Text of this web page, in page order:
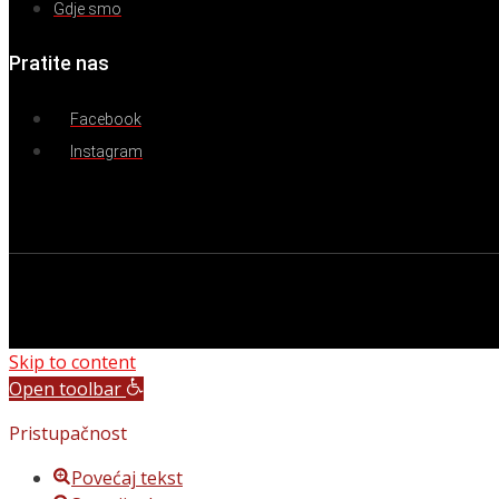
Gdje smo
Pratite nas
Facebook
Instagram
Skip to content
Open toolbar
Pristupačnost
Povećaj tekst